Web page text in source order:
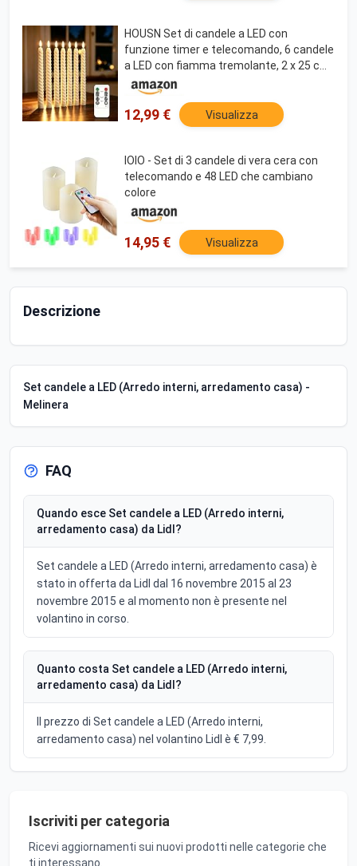
HOUSN Set di candele a LED con
funzione timer e telecomando, 6 candele
a LED con fiamma tremolante, 2 x 25 cm,
in avorio per decorazioni natalizie,
camere, matrimoni e feste
12,99 € Visualizza
IOIO - Set di 3 candele di vera cera con
telecomando e 48 LED che cambiano
colore
14,95 € Visualizza
Descrizione
Set candele a LED (Arredo interni, arredamento casa) -
Melinera
FAQ
Quando esce Set candele a LED (Arredo interni,
arredamento casa) da Lidl?
Set candele a LED (Arredo interni, arredamento casa) è
stato in offerta da Lidl dal 16 novembre 2015 al 23
novembre 2015 e al momento non è presente nel
volantino in corso.
Quanto costa Set candele a LED (Arredo interni,
arredamento casa) da Lidl?
Il prezzo di Set candele a LED (Arredo interni,
arredamento casa) nel volantino Lidl è € 7,99.
Iscriviti per categoria
Ricevi aggiornamenti sui nuovi prodotti nelle categorie che
ti interessano.